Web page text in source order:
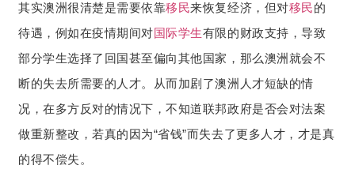
其实澳洲很清楚是需要依靠移民来恢复经济，但对移民的
待遇，例如在疫情期间对国际学生有限的财政支持，导致
部分学生选择了回国甚至偏向其他国家，那么澳洲就会不
断的失去所需要的人才。从而加剧了澳洲人才短缺的情
况，在多方反对的情况下，不知道联邦政府是否会对法案
做重新整改，若真的因为“省钱”而失去了更多人才，才是真
的得不偿失。